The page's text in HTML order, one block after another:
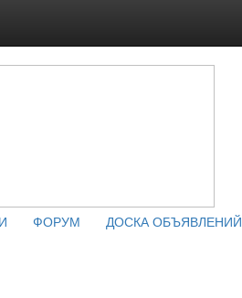
ФОРУМ ДОСКА ОБЪЯВЛЕНИЙ